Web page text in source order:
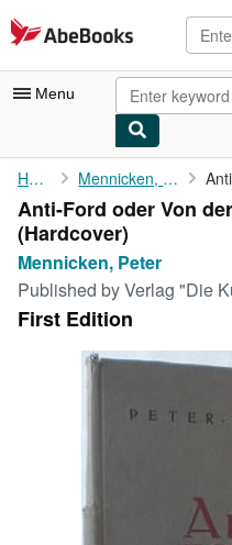
Skip to main content
AbeBooks.com
Menu
My Account
My Purchases
Advanced Search
Browse Collections
Rare Books
Art & Collectibles
Home Mennicken, Peter
Anti-Ford oder Von
(Hardcover)
Mennicken, Peter
Published byVerlag "Die
First Edition